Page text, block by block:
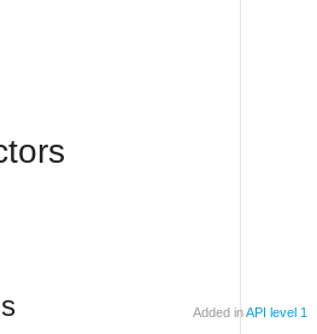
Added inAPI level 1